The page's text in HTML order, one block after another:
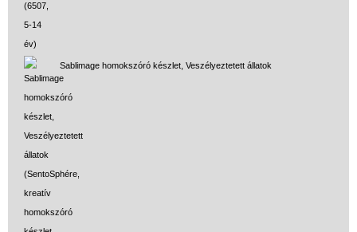
Sablimage homokszóró készlet, Veszélyeztetett állatok